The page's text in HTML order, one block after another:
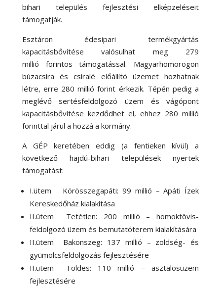
bihari település fejlesztési elképzeléseit
támogatják.
Esztáron édesipari termékgyártás
kapacitásbővítése valósulhat meg 279
millió forintos támogatással. Magyarhomorogon
búzacsíra és csíralé előállító üzemet hozhatnak
létre, erre 280 millió forint érkezik. Tépén pedig a
meglévő sertésfeldolgozó üzem és vágópont
kapacitásbővítése kezdődhet el, ehhez 280 millió
forinttal járul a hozzá a kormány.
A GÉP keretében eddig (a fentieken kívül) a
következő hajdú-bihari települések nyertek
támogatást:
I.ütem Körösszegapáti: 99 millió – Apáti Ízek
Kereskedőház kialakítása
II.ütem Tetétlen: 200 millió – homoktövis-
feldolgozó üzem és bemutatóterem kialakítására
II.ütem Bakonszeg: 137 millió – zöldség- és
gyümölcsfeldolgozás fejlesztésére
II.ütem Földes: 110 millió – asztalosüzem
fejlesztésére